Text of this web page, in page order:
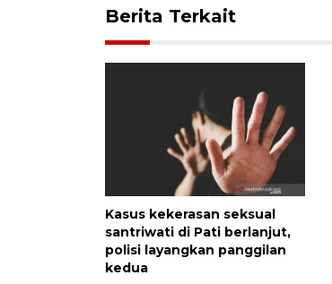
Berita Terkait
Kasus kekerasan seksual
santriwati di Pati berlanjut,
polisi layangkan panggilan
kedua